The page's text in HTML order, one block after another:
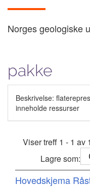
Norges geologiske
pakke
Beskrivelse:
inneholde ressurser
Viser treff 1 - 1 av 1
Lagre som:
Hovedskjema